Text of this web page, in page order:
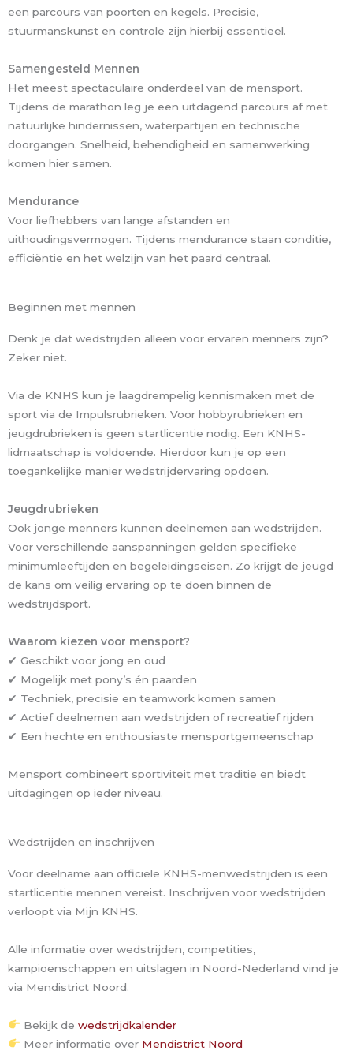
een parcours van poorten en kegels. Precisie,
stuurmanskunst en controle zijn hierbij essentieel.
Samengesteld Mennen
Het meest spectaculaire onderdeel van de mensport.
Tijdens de marathon leg je een uitdagend parcours af met
natuurlijke hindernissen, waterpartijen en technische
doorgangen. Snelheid, behendigheid en samenwerking
komen hier samen.
Mendurance
Voor liefhebbers van lange afstanden en
uithoudingsvermogen. Tijdens mendurance staan conditie,
efficiëntie en het welzijn van het paard centraal.
Beginnen met mennen
Denk je dat wedstrijden alleen voor ervaren menners zijn?
Zeker niet.
Via de KNHS kun je laagdrempelig kennismaken met de
sport via de Impulsrubrieken. Voor hobbyrubrieken en
jeugdrubrieken is geen startlicentie nodig. Een KNHS-
lidmaatschap is voldoende. Hierdoor kun je op een
toegankelijke manier wedstrijdervaring opdoen.
Jeugdrubrieken
Ook jonge menners kunnen deelnemen aan wedstrijden.
Voor verschillende aanspanningen gelden specifieke
minimumleeftijden en begeleidingseisen. Zo krijgt de jeugd
de kans om veilig ervaring op te doen binnen de
wedstrijdsport.
Waarom kiezen voor mensport?
✔ Geschikt voor jong en oud
✔ Mogelijk met pony’s én paarden
✔ Techniek, precisie en teamwork komen samen
✔ Actief deelnemen aan wedstrijden of recreatief rijden
✔ Een hechte en enthousiaste mensportgemeenschap
Mensport combineert sportiviteit met traditie en biedt
uitdagingen op ieder niveau.
Wedstrijden en inschrijven
Voor deelname aan officiële KNHS-menwedstrijden is een
startlicentie mennen vereist. Inschrijven voor wedstrijden
verloopt via Mijn KNHS.
Alle informatie over wedstrijden, competities,
kampioenschappen en uitslagen in Noord-Nederland vind je
via Mendistrict Noord.
Bekijk de wedstrijdkalender
Meer informatie over Mendistrict Noord